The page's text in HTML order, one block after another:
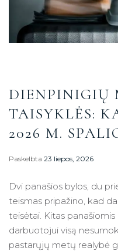
DIENPINIGIŲ
TAISYKLĖS:
2026 M.
Paskelbta 23 liepos, 2026
Dvi panašios bylos, du
teismas pripažino, kad
teisėtai. Kitas
darbuotojui visą
pastarųjų metų realybė